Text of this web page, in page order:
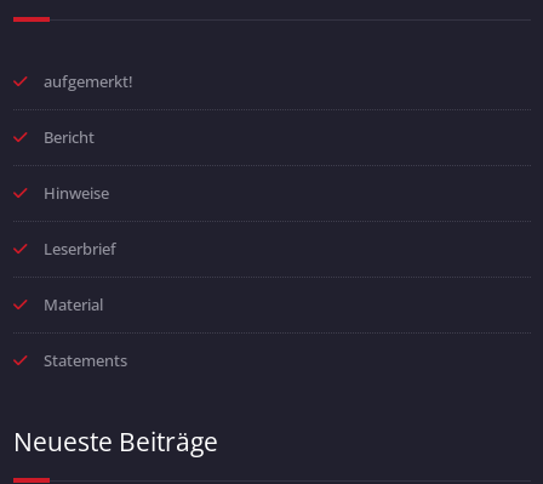
aufgemerkt!
Bericht
Hinweise
Leserbrief
Material
Statements
Neueste Beiträge